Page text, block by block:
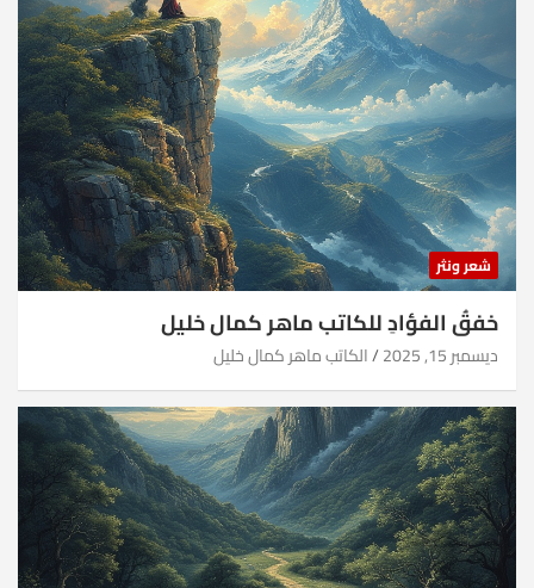
شعر ونثر
خفقُ الفؤادِ للكاتب ماهر كمال خليل
ديسمبر 15, 2025 الكاتب ماهر كمال خليل